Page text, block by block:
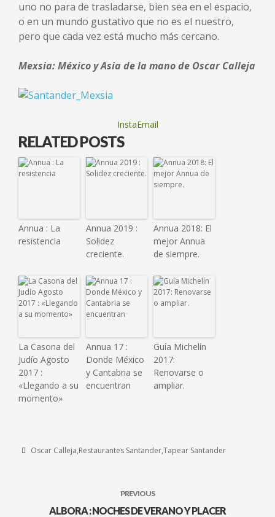
uno no para de trasladarse, bien sea en el espacio,
o en un mundo gustativo que no es el nuestro,
pero que cada vez está mucho más cercano.
Mexsia: México y Asia de la mano de Oscar Calleja
InstaEmail
RELATED POSTS
Annua : La
resistencia
Annua 2019 :
Solidez
creciente.
Annua 2018: El
mejor Annua
de siempre.
La Casona del
Judío Agosto
2017 :
«Llegando a su
momento»
Annua 17 :
Donde México
y Cantabria se
encuentran
Guía Michelín
2017:
Renovarse o
ampliar.
Oscar Calleja Restaurantes SantanderTapear Santander
PREVIOUS
ALBORA : NOCHES DE VERANO Y PLACER